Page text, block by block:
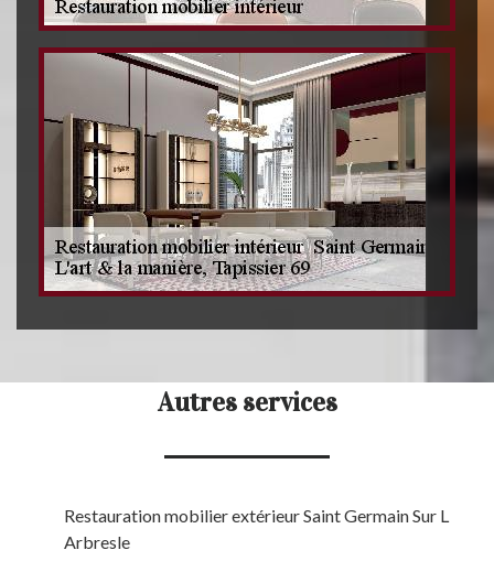
Autres services
Restauration mobilier extérieur Saint Germain Sur L
Arbresle